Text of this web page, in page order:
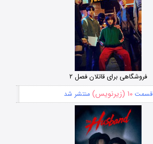
فروشگاهی برای قاتلان فصل ۲
قسمت۱۰ (زیرنویس) منتشر شد